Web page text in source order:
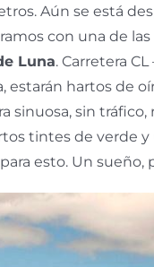
Aún se está
con una de
Luna. Carretera
estarán hartos de
sinuosa, sin tráfico,
tintes de verde y
esto. Un sueño,